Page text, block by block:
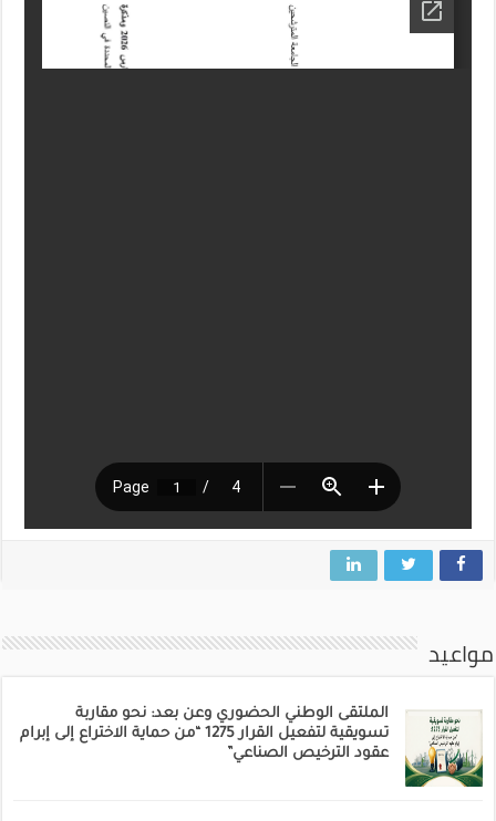
مواعيد
الملتقى الوطني الحضوري وعن بعد: نحو مقاربة
تسويقية لتفعيل القرار 1275 “من حماية الاختراع إلى إبرام
عقود الترخيص الصناعي”